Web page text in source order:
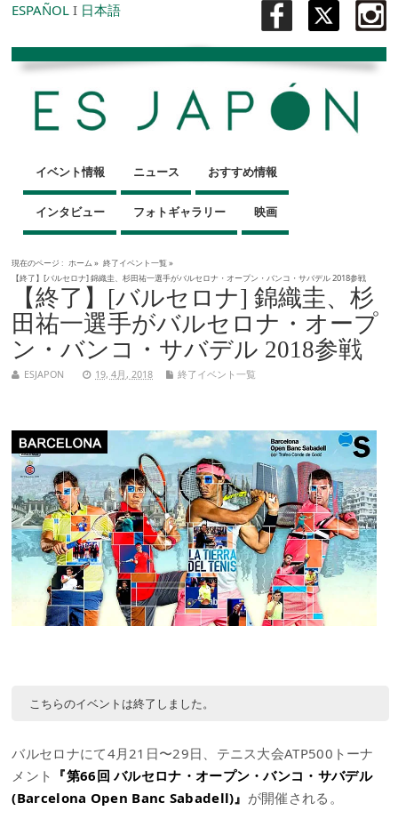
ESPAÑOL I 日本語
イベント情報 ニュース おすすめ情報
インタビュー フォトギャラリー 映画
現在のページ : ホーム » 終了イベント一覧»
【終了】[バルセロナ] 錦織圭、杉田祐一選手がバルセロナ・オープン・バンコ・サバデル 2018参戦
【終了】[バルセロナ] 錦織圭、杉
田祐一選手がバルセロナ・オープ
ン・バンコ・サバデル 2018参戦
ESJAPON 19, 4月, 2018 終了イベント一覧
こちらのイベントは終了しました。
バルセロナにて4月21日〜29日、テニス大会ATP500トーナ
メント 『第66回 バルセロナ・オープン・バンコ・サバデル
(Barcelona Open Banc Sabadell)』 が開催される。